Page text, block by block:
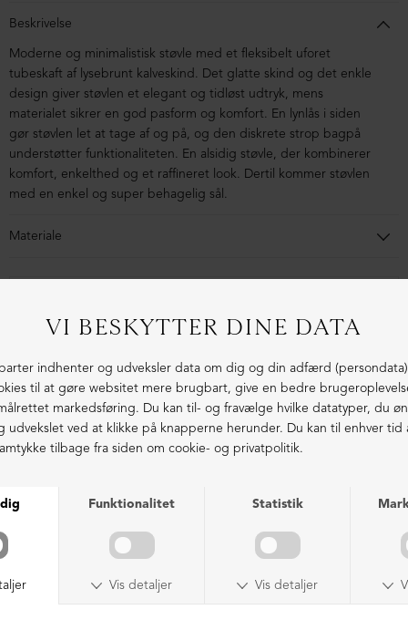
Beskrivelse
Moderne og minimalistisk støvle med et fleksibelt uforet
tubeskaft af lysebrunt kalveskind. Det glatte skind og det enkle
design giver støvlen et elegant og tidløst udtryk, mens
materialet sikrer en god pasform og komfort. En lynlås i siden
gør støvlen let at tage af og på, og den diskrete strop bagpå
understøtter funktionaliteten. En alsidig støvle, der kombinerer
komfort, enkelthed og et raffineret look. Dertil kommer støvlen
med en enkel og super behagelig sål.
Materiale
Ekstraordinær kvalitet - produceret i Europa